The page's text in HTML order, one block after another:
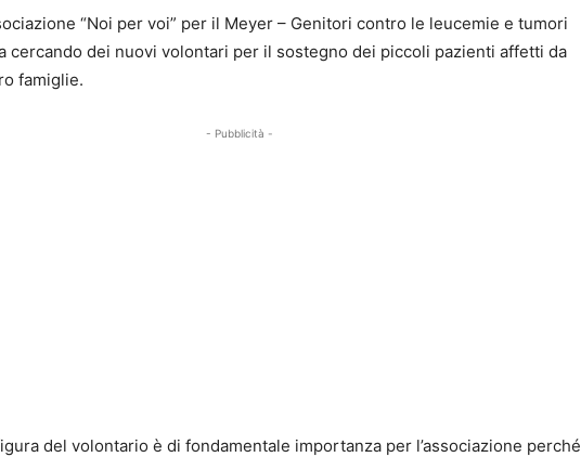
“Noi per voi” per il Meyer – Genitori contro le leucemie e tumori
cercando dei nuovi volontari per il sostegno dei piccoli pazienti affetti da
famiglie.
- Pubblicità -
del volontario è di fondamentale importanza per l’associazione perché